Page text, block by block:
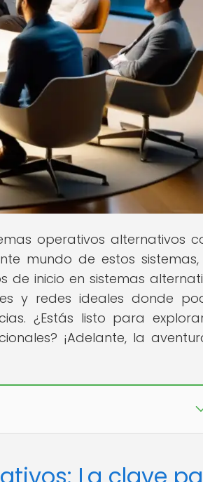
operativos alternativos
mundo de estos
de inicio en sistemas
y redes ideales donde
¿Estás listo para
¡Adelante, la